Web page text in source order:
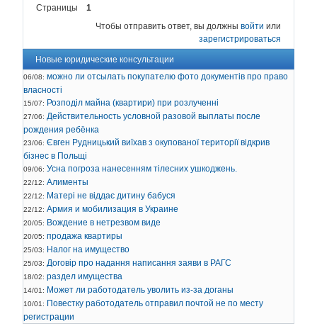
Страницы
1
Чтобы отправить ответ, вы должны войти или
зарегистрироваться
Новые юридические консультации
06/08: можно ли отсылать покупателю фото документів про право
власності
15/07: Розподіл майна (квартири) при розлученні
27/06: Действительность условной разовой выплаты после
рождения ребёнка
23/06: Євген Рудницький виїхав з окупованої території відкрив
бізнес в Польщі
09/06: Усна погроза нанесенням тілесних ушкоджень.
22/12: Алименты
22/12: Матері не віддає дитину бабуся
22/12: Армия и мобилизация в Украине
20/05: Вождение в нетрезвом виде
20/05: продажа квартиры
25/03: Налог на имущество
25/03: Договір про надання написання заяви в РАГС
18/02: раздел имущества
14/01: Может ли работодатель уволить из-за доганы
10/01: Повестку работодатель отправил почтой не по месту
регистрации